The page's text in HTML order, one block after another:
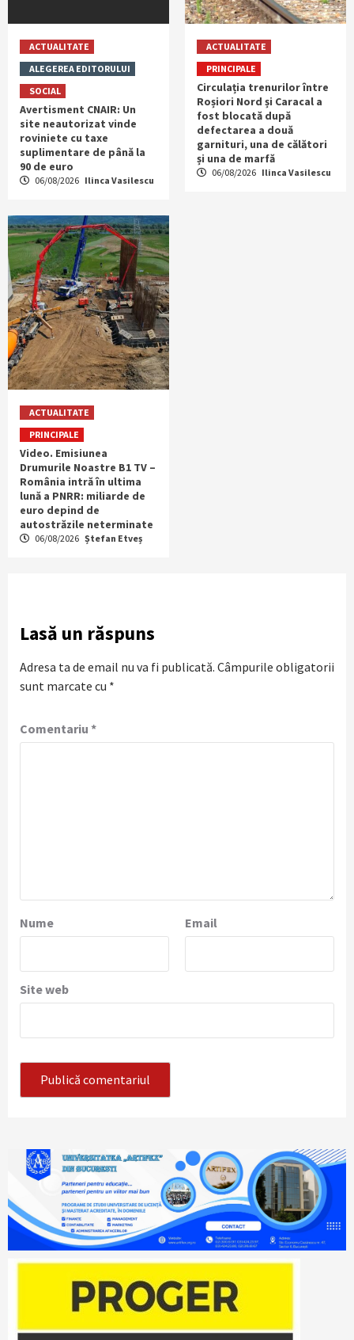
ACTUALITATE
ALEGEREA EDITORULUI
SOCIAL
Avertisment CNAIR: Un
site neautorizat vinde
roviniete cu taxe
suplimentare de până la
90 de euro
06/08/2026 Ilinca Vasilescu
ACTUALITATE
PRINCIPALE
Circulația trenurilor între
Roșiori Nord și Caracal a
fost blocată după
defectarea a două
garnituri, una de călători
și una de marfă
06/08/2026 Ilinca Vasilescu
ACTUALITATE
PRINCIPALE
Video. Emisiunea
Drumurile Noastre B1 TV –
România intră în ultima
lună a PNRR: miliarde de
euro depind de
autostrăzile neterminate
06/08/2026 Ștefan Etveș
Lasă un răspuns
Adresa ta de email nu va fi publicată. Câmpurile obligatorii
sunt marcate cu *
Comentariu *
Nume Email
Site web